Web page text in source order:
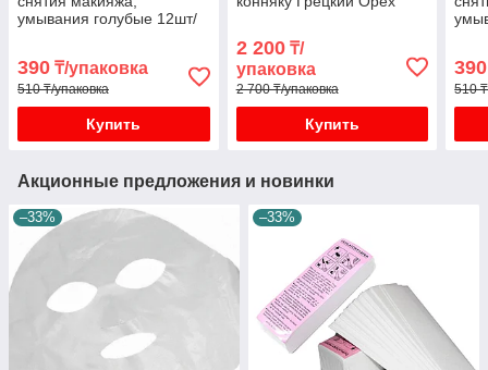
умывания голубые 12шт/
390 ₸/упаковка
510 ₸/упаковка
Купить
2 200₸/
упаковка
2 700 ₸/упаковка
Купить
390
510
Акционные предложения и новинки
–33% –33%